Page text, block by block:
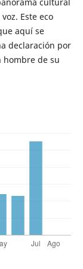
Este eco
aquí se
declaración por
hombre de su